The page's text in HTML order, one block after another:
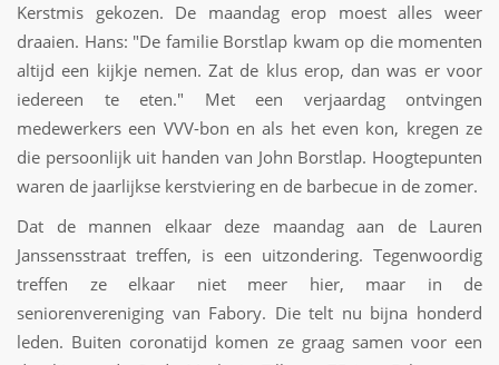
Kerstmis gekozen. De maandag erop moest alles weer
draaien. Hans: "De familie Borstlap kwam op die momenten
altijd een kijkje nemen. Zat de klus erop, dan was er voor
iedereen te eten." Met een verjaardag ontvingen
medewerkers een VVV-bon en als het even kon, kregen ze
die persoonlijk uit handen van John Borstlap. Hoogtepunten
waren de jaarlijkse kerstviering en de barbecue in de zomer.
Dat de mannen elkaar deze maandag aan de Lauren
Janssensstraat treffen, is een uitzondering. Tegenwoordig
treffen ze elkaar niet meer hier, maar in de
seniorenvereniging van Fabory. Die telt nu bijna honderd
leden. Buiten coronatijd komen ze graag samen voor een